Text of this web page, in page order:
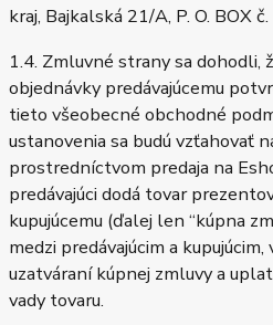
kraj, Bajkalská 21/A, P. O. BOX
1.4. Zmluvné strany sa dohodli,
objednávky predávajúcemu
tieto všeobecné obchodné
ustanovenia sa budú vzťahovať
prostredníctvom predaja na
predávajúci dodá tovar
kupujúcemu (ďalej len “kúpna
medzi predávajúcim a
uzatváraní kúpnej zmluvy a
vady tovaru.